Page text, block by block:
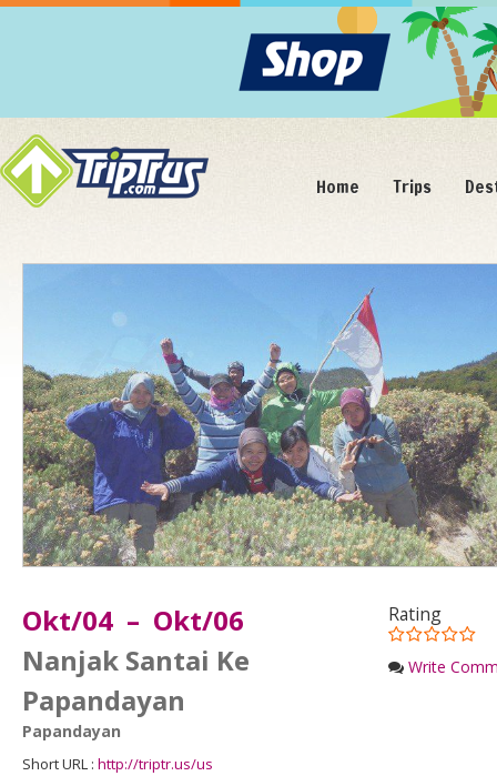
Home Trips
Rating
Write
Okt/04 – Okt/06
Nanjak Santai Ke
Papandayan
Papandayan
Short URL : http://triptr.us/us